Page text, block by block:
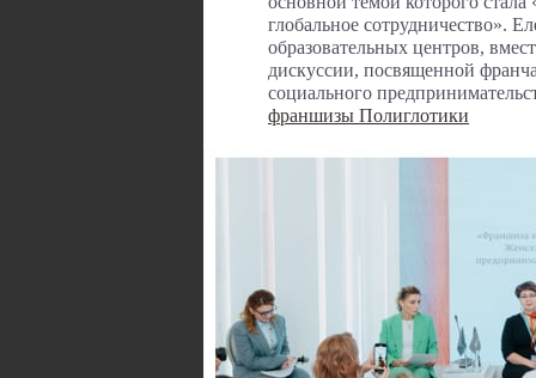
глобальное сотрудничество».
образовательных центров,
дискуссии, посвященной
социального
франшизы Полиглотики